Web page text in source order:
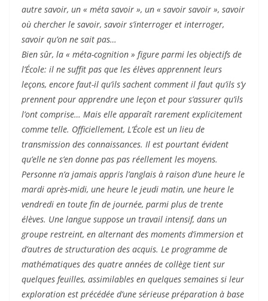
autre savoir, un « méta savoir », un « savoir savoir », savoir
où chercher le savoir, savoir s’interroger et interroger,
savoir qu’on ne sait pas…
Bien sûr, la « méta-cognition » figure parmi les objectifs de
l’École: il ne suffit pas que les élèves apprennent leurs
leçons, encore faut-il qu’ils sachent comment il faut qu’ils s’y
prennent pour apprendre une leçon et pour s’assurer qu’ils
l’ont comprise… Mais elle apparaît rarement explicitement
comme telle. Officiellement, L’École est un lieu de
transmission des connaissances. Il est pourtant évident
qu’elle ne s’en donne pas pas réellement les moyens.
Personne n’a jamais appris l’anglais à raison d’une heure le
mardi après-midi, une heure le jeudi matin, une heure le
vendredi en toute fin de journée, parmi plus de trente
élèves. Une langue suppose un travail intensif, dans un
groupe restreint, en alternant des moments d’immersion et
d’autres de structuration des acquis. Le programme de
mathématiques des quatre années de collège tient sur
quelques feuilles, assimilables en quelques semaines si leur
exploration est précédée d’une sérieuse préparation à base